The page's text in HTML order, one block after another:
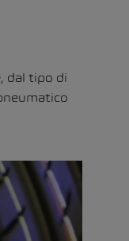
dal tipo di